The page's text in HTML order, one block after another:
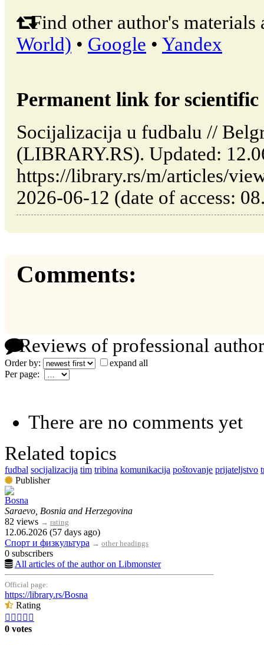
Find other author's materials
World) • Google • Yandex
Permanent link for
Socijalizacija u fudbalu //
(LIBRARY.RS). Updated:
https://library.rs/m/articles/
2026-06-12 (date of access:
Comments:
Reviews of professional
Order by:
expand all
Per page:
There are no comments yet
Related topics
fudbal socijalizacija tim tribina komunikacija poštovanje prijateljstvo
Publisher
Bosna
Saraevo, Bosnia and Herzegovina
82 views → rating
12.06.2026 (57 days ago)
Спорт и физкультура → other headings
0 subscribers
All articles of the author on Libmonster
Official page:
https://library.rs/Bosna
Rating
    
0 votes